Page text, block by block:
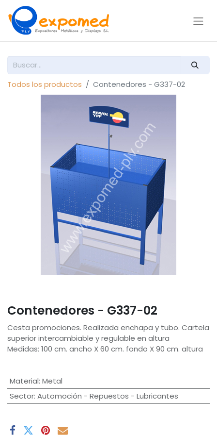
Todos los productos Contenedores - G337-02
Contenedores - G337-02
Cesta promociones. Realizada enchapa y tubo. Cartela
superior intercambiable y regulable en altura
Medidas: 100 cm. ancho X 60 cm. fondo X 90 cm. altura
Material: Metal
Sector: Automoción - Repuestos - Lubricantes